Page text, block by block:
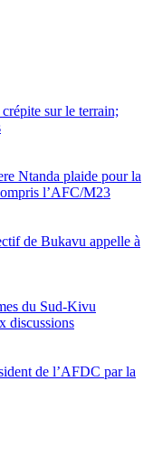
sur le terrain;
Ntanda plaide pour la
l’AFC/M23
de Bukavu appelle à
du Sud-Kivu
discussions
de l’AFDC par la